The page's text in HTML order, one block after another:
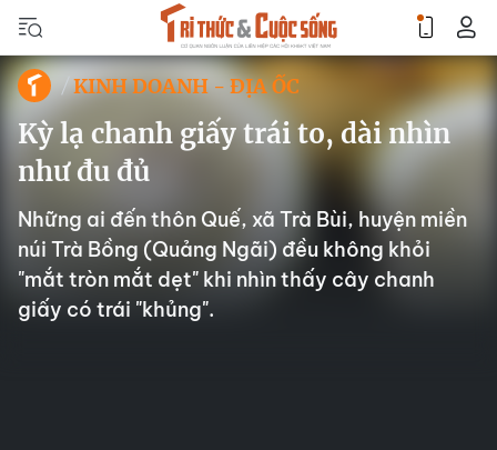
KINH DOANH - ĐỊA ỐC
Kỳ lạ chanh giấy trái to, dài nhìn
như đu đủ
Những ai đến thôn Quế, xã Trà Bùi, huyện miền
núi Trà Bồng (Quảng Ngãi) đều không khỏi
"mắt tròn mắt dẹt" khi nhìn thấy cây chanh
giấy có trái "khủng".